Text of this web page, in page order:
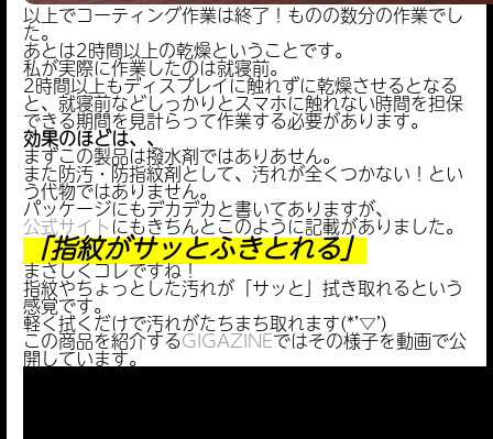
以上でコーティング作業は終了！ものの数分の作業でし
た。
あとは2時間以上の乾燥ということです。
私が実際に作業したのは就寝前。
2時間以上もディスプレイに触れずに乾燥させるとなる
と、就寝前などしっかりとスマホに触れない時間を担保
できる期間を見計らって作業する必要があります。
効果のほどは、、
まずこの製品は撥水剤ではありあせん。
また防汚・防指紋剤として、汚れが全くつかない！とい
う代物ではありません。
パッケージにもデカデカと書いてありますが、
公式サイトにもきちんとこのように記載がありました。
「指紋がサッとふきとれる」
まさしくコレですね！
指紋やちょっとした汚れが「サッと」拭き取れるという
感覚です。
軽く拭くだけで汚れがたちまち取れます(*’▽’)
この商品を紹介するGIGAZINEではその様子を動画で公
開しています。